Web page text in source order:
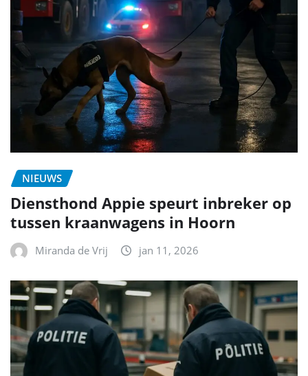
NIEUWS
Diensthond Appie speurt inbreker op
tussen kraanwagens in Hoorn
Miranda de Vrij jan 11, 2026